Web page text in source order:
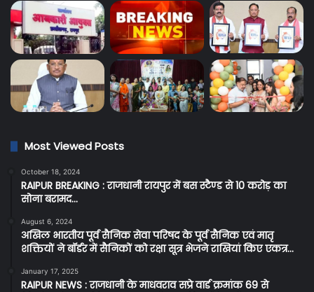
Most Viewed Posts
October 18, 2024
RAIPUR BREAKING : राजधानी रायपुर में बस स्टैण्ड से 10 करोड़ का
सोना बरामद…
August 6, 2024
अखिल भारतीय पूर्व सैनिक सेवा परिषद के पूर्व सैनिक एवं मातृ
शक्तियों ने बॉर्डर में सैनिकों को रक्षा सूत्र भेजने राखियां किए एकत्र…
January 17, 2025
RAIPUR NEWS : राजधानी के माधवराव सप्रे वार्ड क्रमांक 69 से